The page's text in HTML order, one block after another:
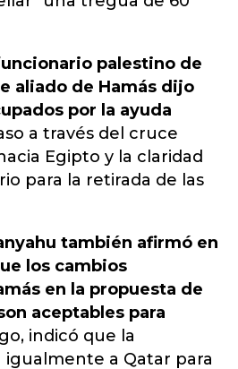
palestino de
aliado de Hamás dijo
por la ayuda
a través del cruce
Egipto y la claridad
para la retirada de las
también afirmó en
los cambios
en la propuesta de
aceptables para
indicó que la
igualmente a Qatar para